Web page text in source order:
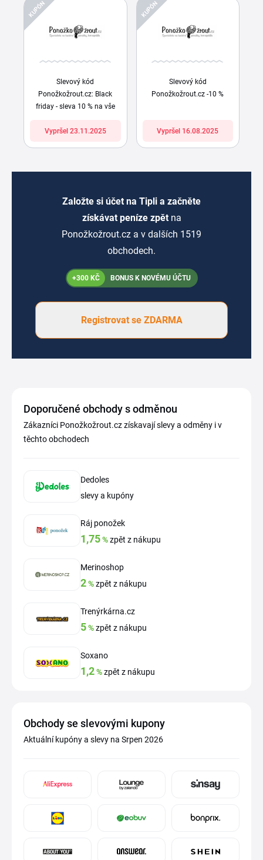
KUPÓN
Slevový kód
Ponožkožrout.cz: Black
friday - sleva 10 % na vše
Vypršel 23.11.2025
KUPÓN
Slevový kód
Ponožkožrout.cz -10 %
Vypršel 16.08.2025
Založte si účet na Tipli a začněte
získávat peníze zpět na
Ponožkožrout.cz a v dalších 1519
obchodech.
+300 KČ BONUS K NOVÉMU ÚČTU
Registrovat se ZDARMA
Doporučené obchody s odměnou
Zákazníci Ponožkožrout.cz získavají slevy a odměny i v
těchto obchodech
Dedoles
slevy a kupóny
Ráj ponožek
1,75%zpět z nákupu
Merinoshop
2%zpět z nákupu
Trenýrkárna.cz
5%zpět z nákupu
Soxano
1,2%zpět z nákupu
Obchody se slevovými kupony
Aktuální kupóny a slevy na Srpen 2026